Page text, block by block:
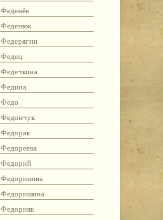
Феденёв
Феденюк
Федерягин
Федец
Федечкина
Федина
Федо
Федончук
Федорак
Федореева
Федорий
Федоринина
Федоришина
Федорняк